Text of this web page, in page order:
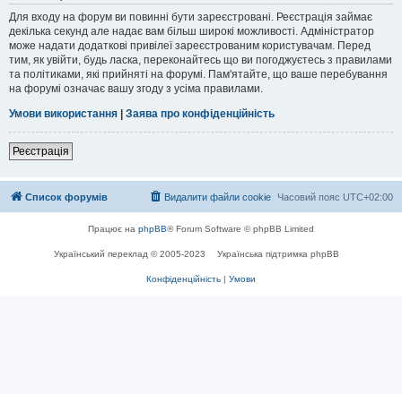
Для входу на форум ви повинні бути зареєстровані. Реєстрація займає
декілька секунд але надає вам більш широкі можливості. Адміністратор
може надати додаткові привілеї зареєстрованим користувачам. Перед
тим, як увійти, будь ласка, переконайтесь що ви погоджуєтесь з правилами
та політиками, які прийняті на форумі. Пам'ятайте, що ваше перебування
на форумі означає вашу згоду з усіма правилами.
Умови використання | Заява про конфіденційність
Реєстрація
Список форумів Часовий пояс UTC+02:00
Видалити файли cookie
Працює на phpBB® Forum Software © phpBB Limited
Український переклад © 2005-2023 Українська підтримка phpBB
Конфіденційність | Умови